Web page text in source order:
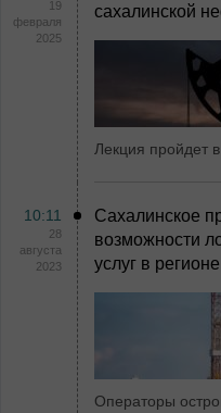
19
февраля
2025
сахалинской
Лекция пройдет
10:11
28
августа
2023
Сахалинское
возможности
услуг в регионе
Операторы